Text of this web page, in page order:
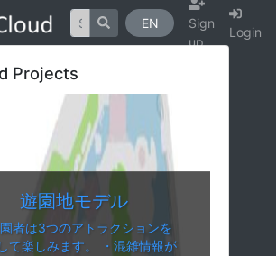
EN
Sign
up
Login
Projects
遊園地モデル
園者は3つのアトラクションを
て楽しみます。 ・混雑情報が